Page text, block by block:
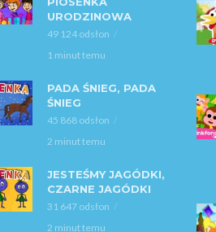
URODZINOWA
49 124 odsłon
1 minut temu
PADA ŚNIEG, PADA
ŚNIEG
45 868 odsłon
2 minut temu
JESTEŚMY JAGÓDKI,
CZARNE JAGÓDKI
31 647 odsłon
2 minut temu